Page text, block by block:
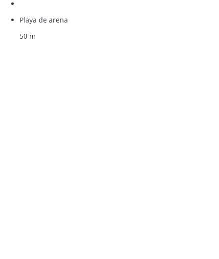
Playa de arena
50 m